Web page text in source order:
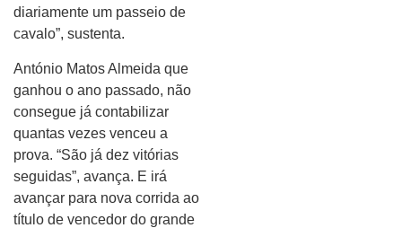
diariamente um passeio de
cavalo”, sustenta.
António Matos Almeida que
ganhou o ano passado, não
consegue já contabilizar
quantas vezes venceu a
prova. “São já dez vitórias
seguidas”, avança. E irá
avançar para nova corrida ao
título de vencedor do grande